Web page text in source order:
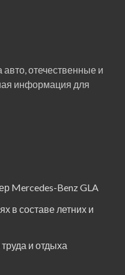
отечественные и
информация для
Mercedes-Benz GLA
в составе летних и
и отдыха